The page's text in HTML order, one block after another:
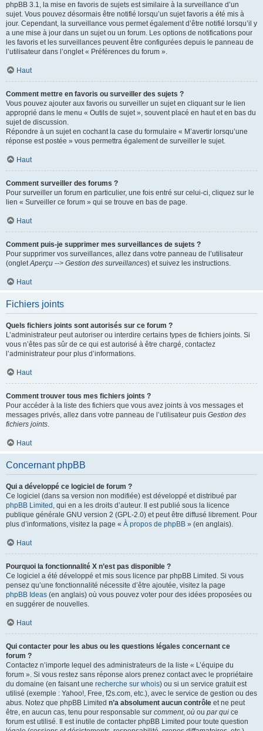
phpBB 3.1, la mise en favoris de sujets est similaire à la surveillance d’un
sujet. Vous pouvez désormais être notifié lorsqu’un sujet favoris a été mis à
jour. Cependant, la surveillance vous permet également d’être notifié lorsqu’il y
a une mise à jour dans un sujet ou un forum. Les options de notifications pour
les favoris et les surveillances peuvent être configurées depuis le panneau de
l’utilisateur dans l’onglet « Préférences du forum ».
Haut
Comment mettre en favoris ou surveiller des sujets ?
Vous pouvez ajouter aux favoris ou surveiller un sujet en cliquant sur le lien
approprié dans le menu « Outils de sujet », souvent placé en haut et en bas du
sujet de discussion.
Répondre à un sujet en cochant la case du formulaire « M’avertir lorsqu’une
réponse est postée » vous permettra également de surveiller le sujet.
Haut
Comment surveiller des forums ?
Pour surveiller un forum en particulier, une fois entré sur celui-ci, cliquez sur le
lien « Surveiller ce forum » qui se trouve en bas de page.
Haut
Comment puis-je supprimer mes surveillances de sujets ?
Pour supprimer vos surveillances, allez dans votre panneau de l’utilisateur
(ongletAperçu --> Gestion des surveillances) et suivez les instructions.
Haut
Fichiers joints
Quels fichiers joints sont autorisés sur ce forum ?
L’administrateur peut autoriser ou interdire certains types de fichiers joints. Si
vous n’êtes pas sûr de ce qui est autorisé à être chargé, contactez
l’administrateur pour plus d’informations.
Haut
Comment trouver tous mes fichiers joints ?
Pour accéder à la liste des fichiers que vous avez joints à vos messages et
messages privés, allez dans votre panneau de l’utilisateur puis Gestion des
fichiers joints.
Haut
Concernant phpBB
Qui a développé ce logiciel de forum ?
Ce logiciel (dans sa version non modifiée) est développé et distribué par
phpBB Limited , qui en a les droits d’auteur. Il est publié sous la licence
publique générale GNU version 2 (GPL-2.0) et peut être diffusé librement. Pour
plus d’informations, visitez la page « À propos de phpBB » (en anglais).
Haut
Pourquoi la fonctionnalité X n’est pas disponible ?
Ce logiciel a été développé et mis sous licence par phpBB Limited. Si vous
pensez qu’une fonctionnalité nécessite d’être ajoutée, visitez la page
phpBB Ideas (en anglais) où vous pouvez voter pour des idées proposées ou
en suggérer de nouvelles.
Haut
Qui contacter pour les abus ou les questions légales concernant ce
forum ?
Contactez n’importe lequel des administrateurs de la liste « L’équipe du
forum ». Si vous restez sans réponse alors prenez contact avec le propriétaire
du domaine (en faisant une recherche sur whois) ou si un service gratuit est
utilisé (exemple : Yahoo!, Free, f2s.com, etc.), avec le service de gestion ou des
abus. Notez que phpBB Limited n’a absolument aucun contrôle et ne peut
être, en aucun cas, tenu pour responsable sur comment, où ou par qui ce
forum est utilisé. Il est inutile de contacter phpBB Limited pour toute question